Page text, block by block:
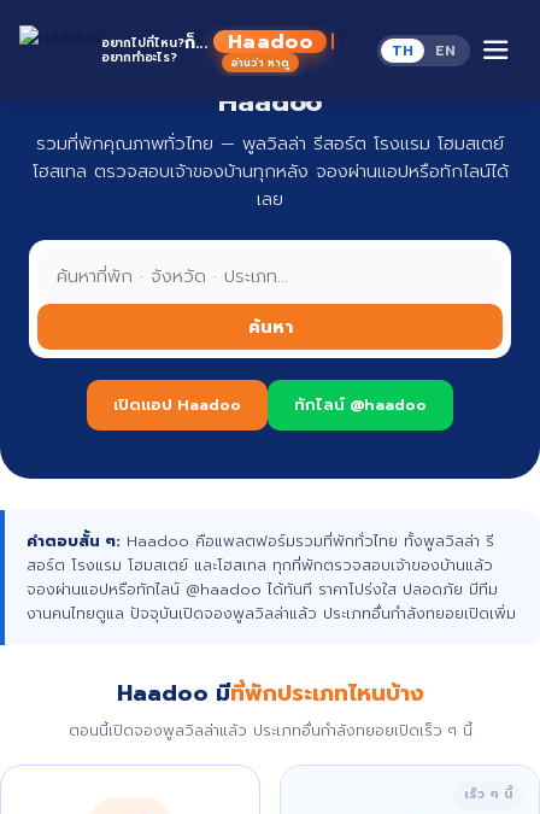
อยากไปที่ไหน?
อยากทำอะไร?
ก็... Haadoo
อ่านว่า หาดู
TH EN
ที่พักทั่วไทย จองง่าย ปลอดภัย กับ
Haadoo
รวมที่พักคุณภาพทั่วไทย — พูลวิลล่า รีสอร์ต โรงแรม โฮมสเตย์
โฮสเทล ตรวจสอบเจ้าของบ้านทุกหลัง จองผ่านแอปหรือทักไลน์ได้
เลย
ค้นหา
เปิดแอป Haadoo ทักไลน์ @haadoo
คำตอบสั้น ๆ: Haadoo คือแพลตฟอร์มรวมที่พักทั่วไทย ทั้งพูลวิลล่า รี
สอร์ต โรงแรม โฮมสเตย์ และโฮสเทล ทุกที่พักตรวจสอบเจ้าของบ้านแล้ว
จองผ่านแอปหรือทักไลน์ @haadoo ได้ทันที ราคาโปร่งใส ปลอดภัย มีทีม
งานคนไทยดูแล ปัจจุบันเปิดจองพูลวิลล่าแล้ว ประเภทอื่นกำลังทยอยเปิดเพิ่ม
Haadoo มีที่พักประเภทไหนบ้าง
ตอนนี้เปิดจองพูลวิลล่าแล้ว ประเภทอื่นกำลังทยอยเปิดเร็ว ๆ นี้
เร็ว ๆ นี้